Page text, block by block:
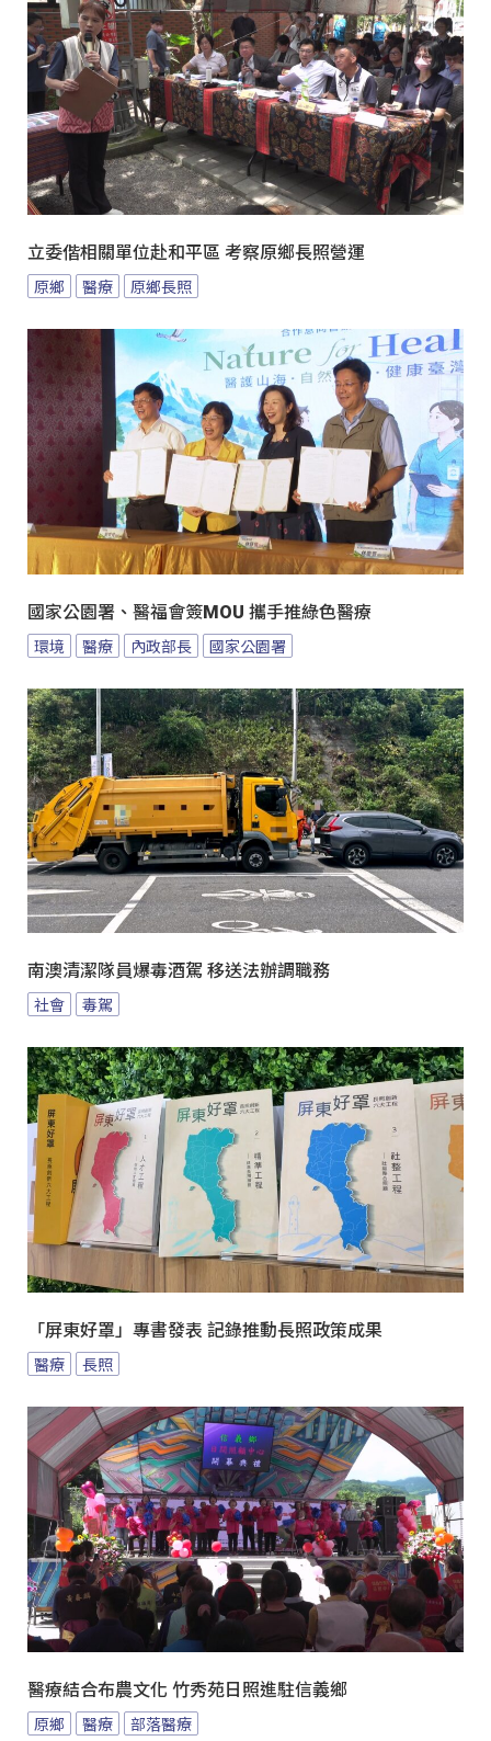
立委偕相關單位赴和平區 考察原鄉長照營運
原鄉 醫療 原鄉長照
國家公園署、醫福會簽MOU 攜手推綠色醫療
環境 醫療 內政部長 國家公園署
南澳清潔隊員爆毒酒駕 移送法辦調職務
社會 毒駕
「屏東好罩」專書發表 記錄推動長照政策成果
醫療 長照
醫療結合布農文化 竹秀苑日照進駐信義鄉
原鄉 醫療 部落醫療